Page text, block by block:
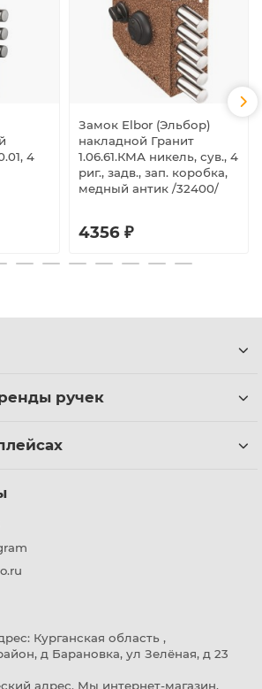
4
Замок Elbor (Эльбор)
накладной Гранит
1.06.61.КМА никель, сув., 4
риг., задв., зап. коробка,
медный антик /32400/
4356 ₽
ручек
Курганская область ,
д Барановка, ул Зелёная, д 23
адрес. Мы интернет-магазин,